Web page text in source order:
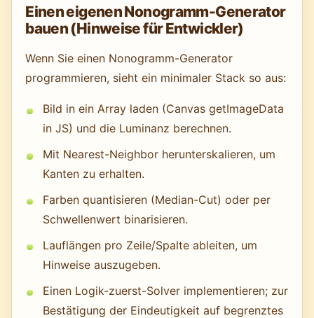
Einen eigenen Nonogramm-Generator
bauen (Hinweise für Entwickler)
Wenn Sie einen Nonogramm-Generator
programmieren, sieht ein minimaler Stack so aus:
Bild in ein Array laden (Canvas getImageData
in JS) und die Luminanz berechnen.
Mit Nearest-Neighbor herunterskalieren, um
Kanten zu erhalten.
Farben quantisieren (Median-Cut) oder per
Schwellenwert binarisieren.
Lauf­längen pro Zeile/Spalte ableiten, um
Hinweise auszugeben.
Einen Logik-zuerst-Solver implementieren; zur
Bestätigung der Eindeutigkeit auf begrenztes